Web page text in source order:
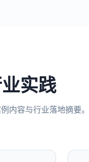
实践
内容与行业落地摘要。